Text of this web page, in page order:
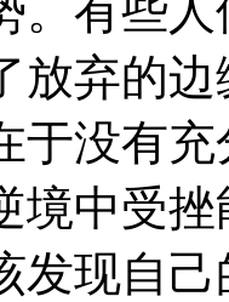
。有些
放弃的
于没有
境中受
发现自